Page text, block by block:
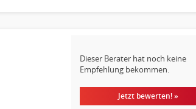
Dieser Berater hat noch keine
Empfehlung bekommen.
Jetzt bewerten! »